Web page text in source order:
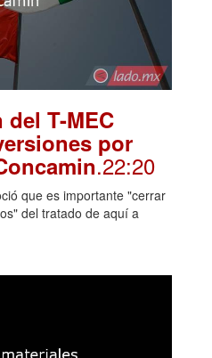
T-MEC
por
.22:20
que es importante "cerrar
del tratado de aquí a